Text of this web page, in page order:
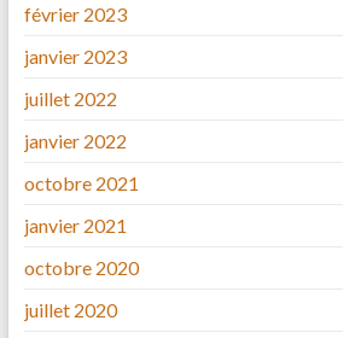
février 2023
janvier 2023
juillet 2022
janvier 2022
octobre 2021
janvier 2021
octobre 2020
juillet 2020